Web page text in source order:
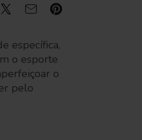
específica,
o esporte
o
pelo